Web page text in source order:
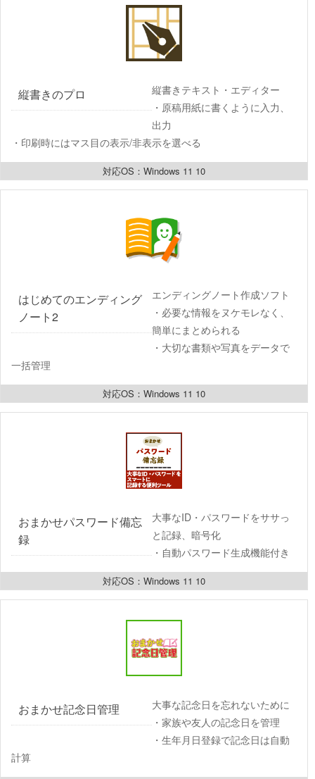
縦書きのプロ
縦書きテキスト・エディター
・原稿用紙に書くように入力、
出力
・印刷時にはマス目の表示/非表示を選べる
対応OS：Windows 11 10
はじめてのエンディング
ノート2
エンディングノート作成ソフト
・必要な情報をヌケモレなく、
簡単にまとめられる
・大切な書類や写真をデータで
一括管理
対応OS：Windows 11 10
おまかせパスワード備忘
録
大事なID・パスワードをササっ
と記録、暗号化
・自動パスワード生成機能付き
対応OS：Windows 11 10
おまかせ記念日管理
大事な記念日を忘れないために
・家族や友人の記念日を管理
・生年月日登録で記念日は自動
計算